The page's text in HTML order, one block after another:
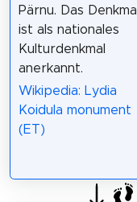
Pärnu. Das Denkmal
ist als nationales
Kulturdenkmal
anerkannt.
Wikipedia: Lydia
Koidula monument
(ET)